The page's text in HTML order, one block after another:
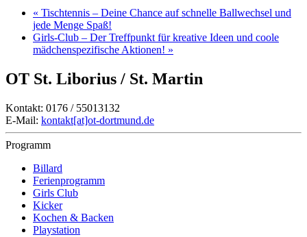
« Tischtennis – Deine Chance auf schnelle Ballwechsel und
jede Menge Spaß!
Girls-Club – Der Treffpunkt für kreative Ideen und coole
mädchenspezifische Aktionen! »
OT St. Liborius / St. Martin
Kontakt: 0176 / 55013132
E-Mail: kontakt[at]ot-dortmund.de
Programm
Billard
Ferienprogramm
Girls Club
Kicker
Kochen & Backen
Playstation